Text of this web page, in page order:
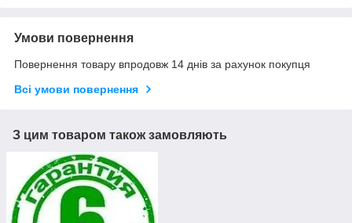
Умови повернення
Повернення товару впродовж 14 днів за рахунок покупця
Всі умови повернення
З цим товаром також замовляють